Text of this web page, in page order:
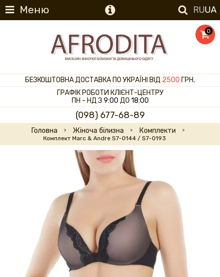
Меню RUUA
0
БЕЗКОШТОВНА ДОСТАВКА ПО УКРАЇНІ ВІД 2500 ГРН.
ГРАФІК РОБОТИ КЛІЄНТ-ЦЕНТРУ
ПН - НД З 9:00 ДО 18:00
(098) 677-68-89
Головна Жіноча білизна Комплекти
Комплект Marc & Andre S7-0144 / S7-0193